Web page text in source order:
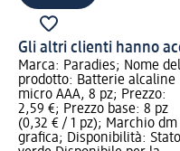
Gli altri clienti hanno
Marca: Paradies; Nome del
prodotto: Batterie alcaline
micro AAA, 8 pz; Prezzo:
2,59 €; Prezzo base: 8 pz
(0,32 € / 1 pz); Marchio dm
grafica; Disponibilità: Stato